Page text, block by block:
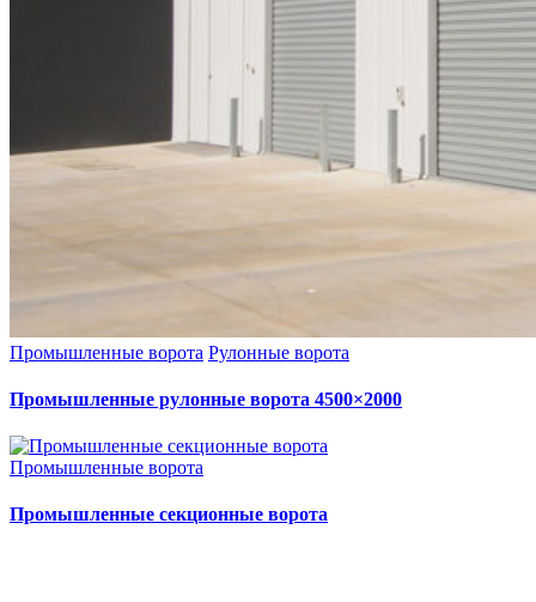
Промышленные ворота Рулонные ворота
Промышленные рулонные ворота 4500×2000
Промышленные ворота
Промышленные секционные ворота